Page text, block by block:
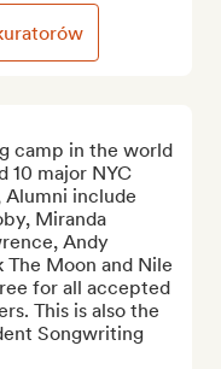
camp in the world
10 major NYC
Alumni include
Miranda
Andy
The Moon and Nile
for all accepted
This is also the
Songwriting